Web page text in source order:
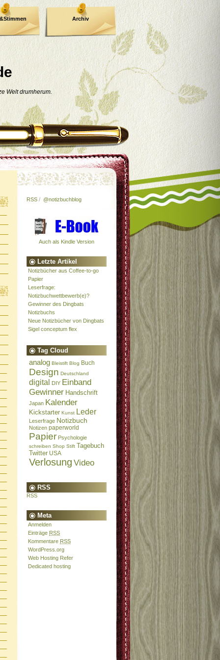
Welt drumherum.
Archiv
RSS / @notizbuchblog
Auch als Kindle Version
Letzte Artikel
Notizbücher aus Coffee-to-go
Papier
Leserfrage:
Notizbuchwettbewerb(e)?
Gewinner des Dingbats
Notizbuchs
Neue Notizbücher von Dingbats
Sigel conceptum flex
Tag Cloud
analog Bleistift Blog Buch
Design Deutschland
digital DIY Einband
Gewinner Handschrift
Japan Kalender
Kickstarter Kunst Leder
Leserfrage Notizbuch
Notizen paperworld
Papier Psychologie
schreiben Shop Stift Tagebuch
Twitter USA
Verlosung Video
RSS
RSS
Meta
Anmelden
Einträge RSS
Kommentare RSS
WordPress.org
Web Hosting Refer
Dedicated hosting